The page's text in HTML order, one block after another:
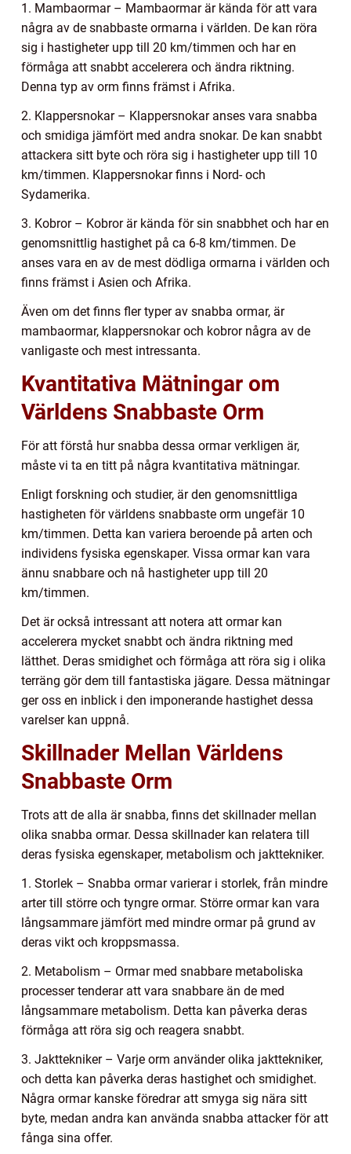
1. Mambaormar – Mambaormar är kända för att vara
några av de snabbaste ormarna i världen. De kan röra
sig i hastigheter upp till 20 km/timmen och har en
förmåga att snabbt accelerera och ändra riktning.
Denna typ av orm finns främst i Afrika.
2. Klappersnokar – Klappersnokar anses vara snabba
och smidiga jämfört med andra snokar. De kan snabbt
attackera sitt byte och röra sig i hastigheter upp till 10
km/timmen. Klappersnokar finns i Nord- och
Sydamerika.
3. Kobror – Kobror är kända för sin snabbhet och har en
genomsnittlig hastighet på ca 6-8 km/timmen. De
anses vara en av de mest dödliga ormarna i världen och
finns främst i Asien och Afrika.
Även om det finns fler typer av snabba ormar, är
mambaormar, klappersnokar och kobror några av de
vanligaste och mest intressanta.
Kvantitativa Mätningar om
Världens Snabbaste Orm
För att förstå hur snabba dessa ormar verkligen är,
måste vi ta en titt på några kvantitativa mätningar.
Enligt forskning och studier, är den genomsnittliga
hastigheten för världens snabbaste orm ungefär 10
km/timmen. Detta kan variera beroende på arten och
individens fysiska egenskaper. Vissa ormar kan vara
ännu snabbare och nå hastigheter upp till 20
km/timmen.
Det är också intressant att notera att ormar kan
accelerera mycket snabbt och ändra riktning med
lätthet. Deras smidighet och förmåga att röra sig i olika
terräng gör dem till fantastiska jägare. Dessa mätningar
ger oss en inblick i den imponerande hastighet dessa
varelser kan uppnå.
Skillnader Mellan Världens
Snabbaste Orm
Trots att de alla är snabba, finns det skillnader mellan
olika snabba ormar. Dessa skillnader kan relatera till
deras fysiska egenskaper, metabolism och jakttekniker.
1. Storlek – Snabba ormar varierar i storlek, från mindre
arter till större och tyngre ormar. Större ormar kan vara
långsammare jämfört med mindre ormar på grund av
deras vikt och kroppsmassa.
2. Metabolism – Ormar med snabbare metaboliska
processer tenderar att vara snabbare än de med
långsammare metabolism. Detta kan påverka deras
förmåga att röra sig och reagera snabbt.
3. Jakttekniker – Varje orm använder olika jakttekniker,
och detta kan påverka deras hastighet och smidighet.
Några ormar kanske föredrar att smyga sig nära sitt
byte, medan andra kan använda snabba attacker för att
fånga sina offer.